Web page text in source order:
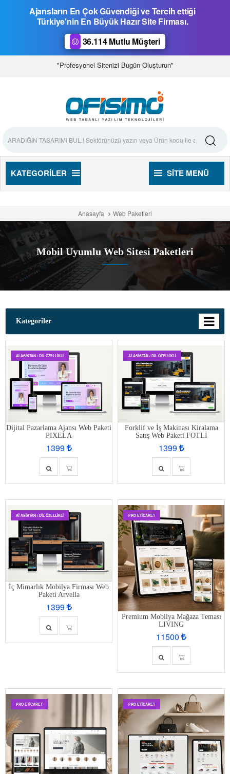
Ajansların En Çok Güvendiği ve Tercih ettiği
Türkiye'nin En Büyük Hazır Site Firması.
36.114 Mutlu Müşteri
"Profesyonel Sitenizi Bugün Oluşturun"
KATEGORILER SITE MENÜ
Anasayfa Web Paketleri
Mobil Uyumlu Web Sitesi Paketleri
Kategoriler
AI ASISTAN / DIL ÖZELLIKLI
Dijital Pazarlama Ajansı Web Paketi
PIXELA
1399
AI ASISTAN / DIL ÖZELLIKLI
Forklif ve İş Makinası Kiralama
Satış Web Paketi FOTLİ
1399
AI ASISTAN / DIL ÖZELLIKLI
İç Mimarlık Mobilya Firması Web
Paketi Arvella
1399
PRO ETİCARET
Premium Mobilya Mağaza Teması
LIVING
11500
PRO ETİCARET PRO ETİCARET